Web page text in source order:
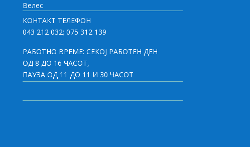
Велес
КОНТАКТ ТЕЛЕФОН
043 212 032; 075 312 139
РАБОТНО ВРЕМЕ: СЕКОЈ РАБОТЕН ДЕН
ОД 8 ДО 16 ЧАСОТ,
ПАУЗА ОД 11 ДО 11 И 30 ЧАСОТ